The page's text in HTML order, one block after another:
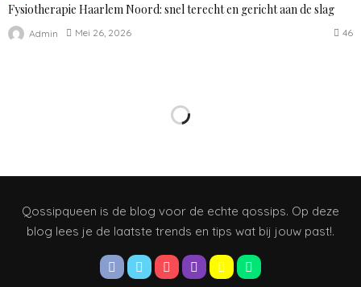
Fysiotherapie Haarlem Noord: snel terecht en gericht aan de slag
Admin Mei 26, 2026 46
Qossipqueen is de blog voor de echte qossips. Op deze
blog lees je de laatste trends en tips wat bij jouw past!.